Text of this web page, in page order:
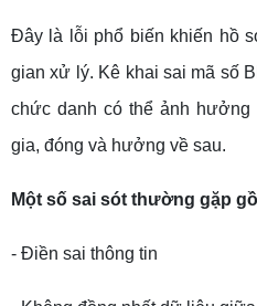
Đây là lỗi phổ biến khiến hồ
gian xử lý. Kê khai sai mã số
chức danh có thể ảnh
gia, đóng và hưởng về sau.
Một số sai sót thường gặp
- Điền sai thông tin